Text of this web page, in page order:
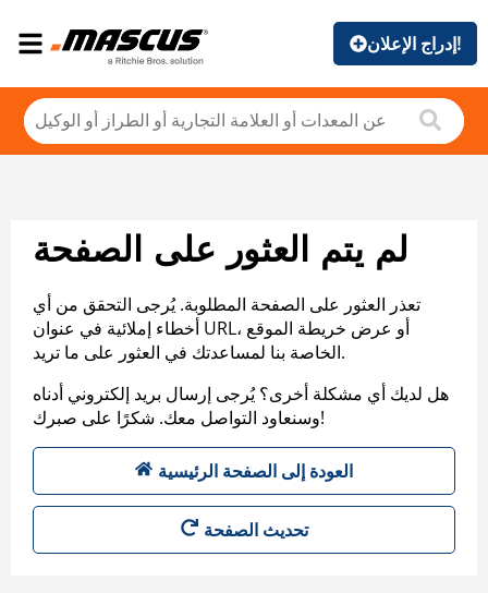
إدراج الإعلان!
لم يتم العثور على الصفحة
تعذر العثور على الصفحة المطلوبة. يُرجى التحقق من أي
أخطاء إملائية في عنوان URL، أو عرض خريطة الموقع
الخاصة بنا لمساعدتك في العثور على ما تريد.
هل لديك أي مشكلة أخرى؟ يُرجى إرسال بريد إلكتروني أدناه
وسنعاود التواصل معك. شكرًا على صبرك!
العودة إلى الصفحة الرئيسية
تحديث الصفحة